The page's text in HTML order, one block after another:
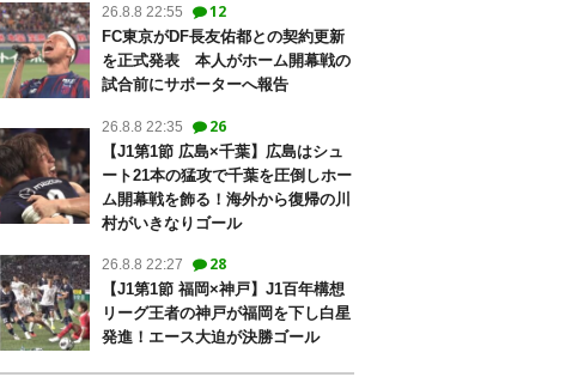
26.8.8 22:55 12
FC東京がDF長友佑都との契約更新
を正式発表 本人がホーム開幕戦の
試合前にサポーターへ報告
26.8.8 22:35 26
【J1第1節 広島×千葉】広島はシュ
ート21本の猛攻で千葉を圧倒しホー
ム開幕戦を飾る！海外から復帰の川
村がいきなりゴール
26.8.8 22:27 28
【J1第1節 福岡×神戸】J1百年構想
リーグ王者の神戸が福岡を下し白星
発進！エース大迫が決勝ゴール